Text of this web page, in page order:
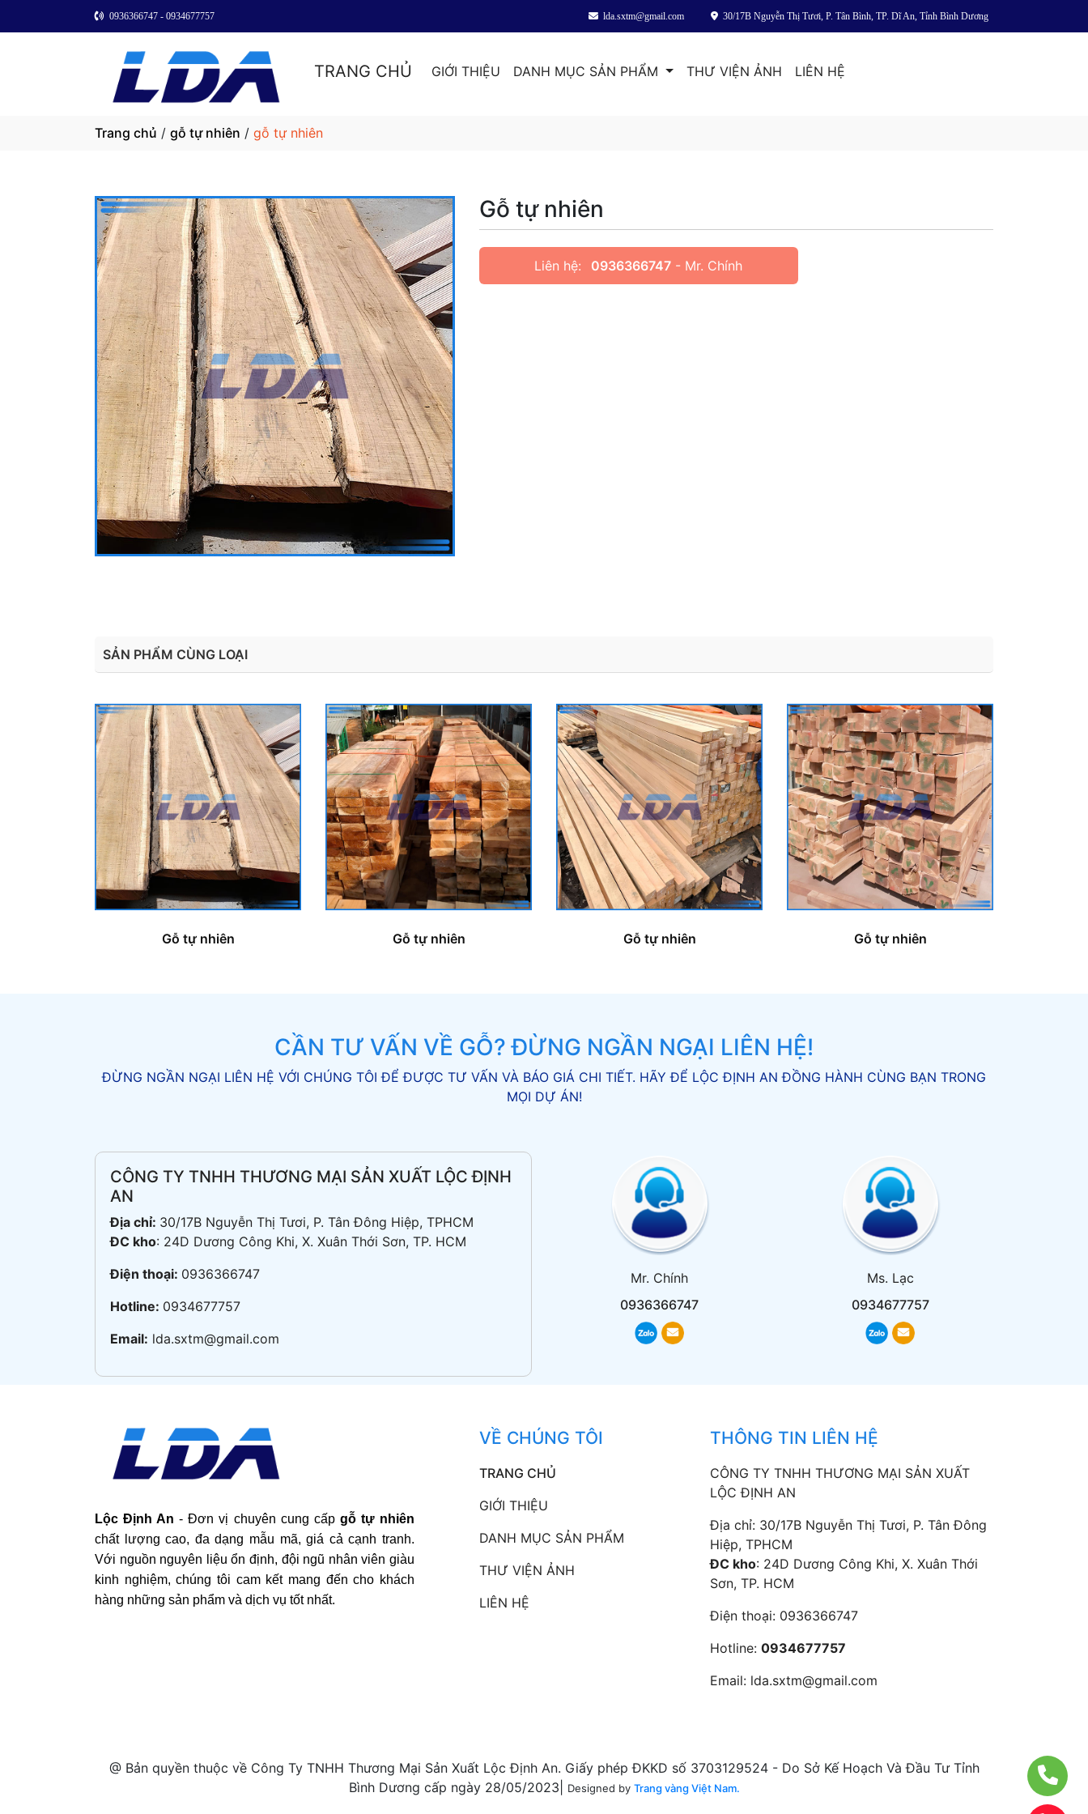
0936366747 - 0934677757 lda.sxtm@gmail.com 30/17B Nguyễn Thị Tươi, P. Tân Bình, TP. Dĩ An, Tỉnh Bình Dương
TRANG CHỦ GIỚI THIỆU DANH MỤC SẢN PHẨM THƯ VIỆN ẢNH LIÊN HỆ
Trang chủ / gỗ tự nhiên / gỗ tự nhiên
Gỗ tự nhiên
Liên hệ: 0936366747 - Mr. Chính
SẢN PHẨM CÙNG LOẠI
Gỗ tự nhiên Gỗ tự nhiên Gỗ tự nhiên Gỗ tự nhiên
CẦN TƯ VẤN VỀ GỖ? ĐỪNG NGẦN NGẠI LIÊN HỆ!
ĐỪNG NGẦN NGẠI LIÊN HỆ VỚI CHÚNG TÔI ĐỂ ĐƯỢC TƯ VẤN VÀ BÁO GIÁ CHI TIẾT. HÃY ĐỂ LỘC ĐỊNH AN ĐỒNG HÀNH CÙNG BẠN TRONG
MỌI DỰ ÁN!
CÔNG TY TNHH THƯƠNG MẠI SẢN XUẤT LỘC ĐỊNH
AN
Địa chỉ: 30/17B Nguyễn Thị Tươi, P. Tân Đông Hiệp, TPHCM
ĐC kho: 24D Dương Công Khi, X. Xuân Thới Sơn, TP. HCM
Điện thoại: 0936366747
Hotline: 0934677757
Email: lda.sxtm@gmail.com
Mr. Chính
0936366747
Ms. Lạc
0934677757
Lộc Định An - Đơn vị chuyên cung cấp gỗ tự nhiên
chất lượng cao, đa dạng mẫu mã, giá cả cạnh tranh.
Với nguồn nguyên liệu ổn định, đội ngũ nhân viên giàu
kinh nghiệm, chúng tôi cam kết mang đến cho khách
hàng những sản phẩm và dịch vụ tốt nhất.
VỀ CHÚNG TÔI
TRANG CHỦ
GIỚI THIỆU
DANH MỤC SẢN PHẨM
THƯ VIỆN ẢNH
LIÊN HỆ
THÔNG TIN LIÊN HỆ
CÔNG TY TNHH THƯƠNG MẠI SẢN XUẤT
LỘC ĐỊNH AN
Địa chỉ: 30/17B Nguyễn Thị Tươi, P. Tân Đông
Hiệp, TPHCM
ĐC kho: 24D Dương Công Khi, X. Xuân Thới
Sơn, TP. HCM
Điện thoại: 0936366747
Hotline: 0934677757
Email: lda.sxtm@gmail.com
@ Bản quyền thuộc về Công Ty TNHH Thương Mại Sản Xuất Lộc Định An. Giấy phép ĐKKD số 3703129524 - Do Sở Kế Hoạch Và Đầu Tư Tỉnh
Bình Dương cấp ngày 28/05/2023|
Designed by Trang vàng Việt Nam.